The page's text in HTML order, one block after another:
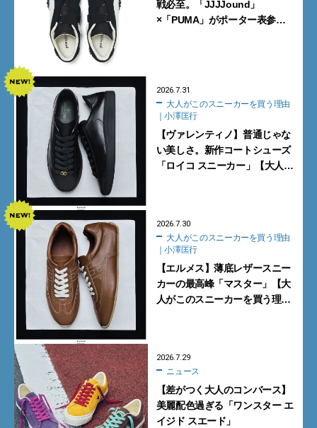
戦必至。「JJJJound」
×「PUMA」がポーター表参道
2026.7.31
｜小澤匡行
【ヴァレンティノ】普通じゃな
い美しさ。新作コートシューズ
「ロイコ スニーカー」【大人が
2026.7.30
｜小澤匡行
【エルメス】薄底レザースニー
カーの最高峰「マスター」【大
人がこのスニーカーを買う理由
2026.7.29
ニュース
【差がつく大人のコンバース】
美麗配色過ぎる「ワンスター エ
イジド スエード」